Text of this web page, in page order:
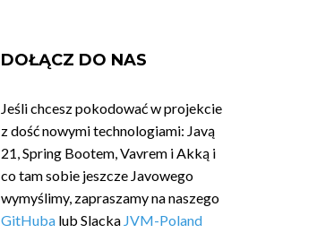
DOŁĄCZ DO NAS
Jeśli chcesz pokodować w projekcie
z dość nowymi technologiami: Javą
21, Spring Bootem, Vavrem i Akką i
co tam sobie jeszcze Javowego
wymyślimy, zapraszamy na naszego
GitHuba lub Slacka JVM-Poland